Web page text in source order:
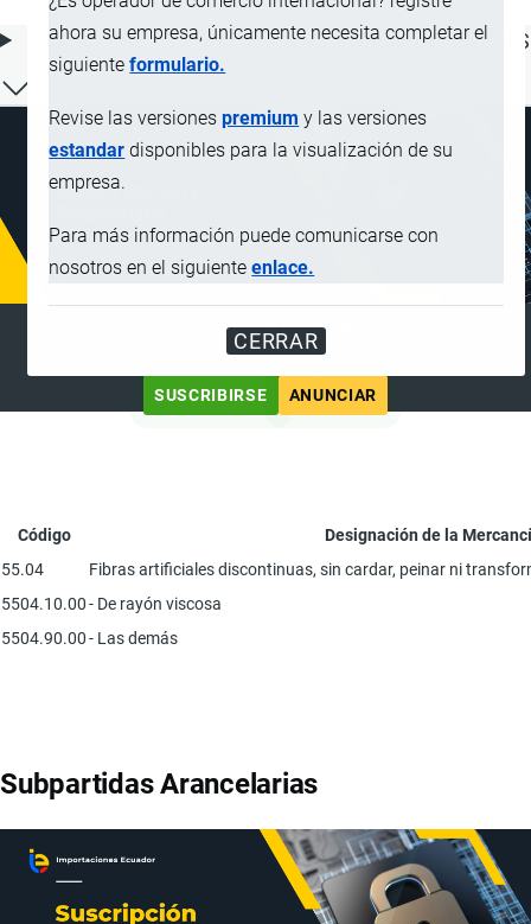
ahora su empresa, únicamente necesita completar el
siguienteformulario.
Revise las versionespremium y las versiones
estandar disponibles para la visualización de su
empresa.
Para más información puede comunicarse con
nosotros en el siguienteenlace.
CERRAR
ÍNDICE DE CONTENIDOS
SUSCRIPCIÓN PREMIUM
SUSCRIBIRSE
ANUNCIAR
Código
Designación de la
55.04
Fibras artificiales discontinuas, sin cardar, peinar ni
5504.10.00- De rayón viscosa
5504.90.00- Las demás
Subpartidas Arancelarias